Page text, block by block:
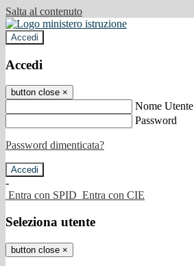
Salta al contenuto
Accedi
Accedi
button close ×
Nome Utente
Password
Password dimenticata?
-
Entra con SPID Entra con CIE
Seleziona utente
button close ×